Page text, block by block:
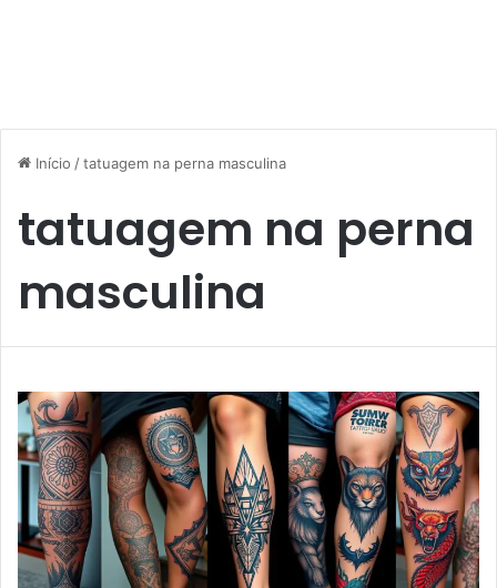
Início /tatuagem na perna masculina
tatuagem na perna
masculina